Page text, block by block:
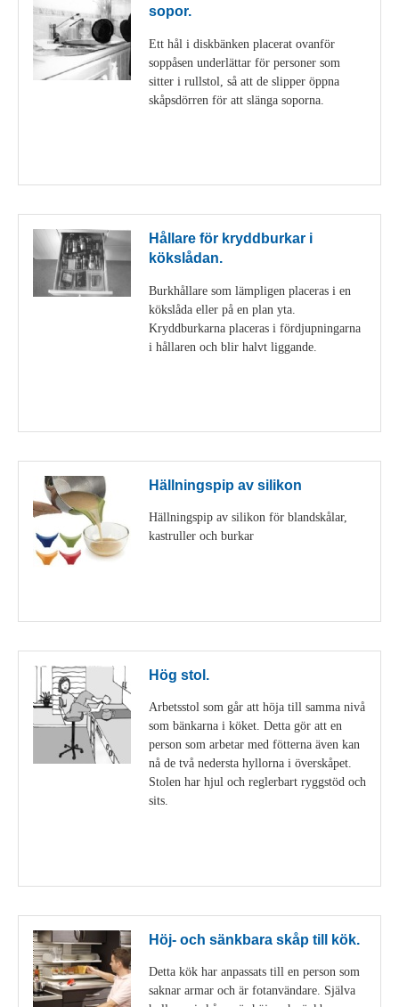
sopor.
Ett hål i diskbänken placerat ovanför
soppåsen underlättar för personer som
sitter i rullstol, så att de slipper öppna
skåpsdörren för att slänga soporna.
Hållare för kryddburkar i
kökslådan.
Burkhållare som lämpligen placeras i en
kökslåda eller på en plan yta.
Kryddburkarna placeras i fördjupningarna
i hållaren och blir halvt liggande.
Hällningspip av silikon
Hällningspip av silikon för blandskålar,
kastruller och burkar
Hög stol.
Arbetsstol som går att höja till samma nivå
som bänkarna i köket. Detta gör att en
person som arbetar med fötterna även kan
nå de två nedersta hyllorna i överskåpet.
Stolen har hjul och reglerbart ryggstöd och
sits.
Höj- och sänkbara skåp till kök.
Detta kök har anpassats till en person som
saknar armar och är fotanvändare. Själva